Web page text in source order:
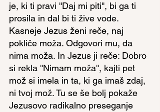
je, ki ti pravi ''Daj mi piti'', bi ga ti
prosila in dal bi ti žive vode.
Kasneje Jezus ženi reče, naj
pokliče moža. Odgovori mu, da
nima moža. In Jezus ji reče: Dobro
si rekla ''Nimam moža'', kajti pet
mož si imela in ta, ki ga imaš zdaj,
ni tvoj mož. Tu se še bolj pokaže
Jezusovo radikalno preseganje